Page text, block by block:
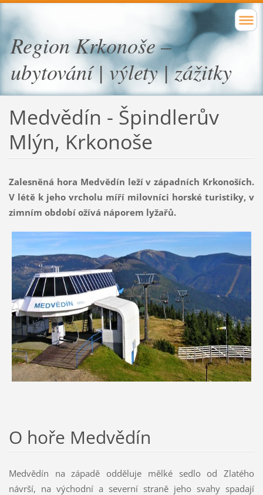
Region Krkonoše –
ubytování | výlety | zážitky
Medvědín - Špindlerův
Mlýn, Krkonoše
Zalesněná hora Medvědín leží v západních Krkonoších.
V létě k jeho vrcholu míří milovníci horské turistiky, v
zimním období ožívá náporem lyžařů.
O hoře Medvědín
Medvědín na západě odděluje mělké sedlo od Zlatého
návrší, na východní a severní straně jeho svahy spadají